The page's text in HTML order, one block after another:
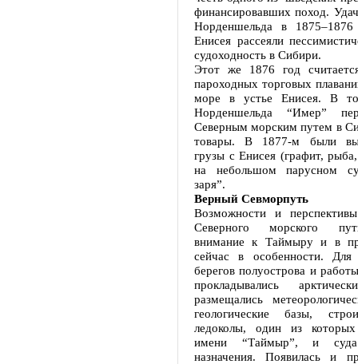
финансировавших поход.
Норденшельда в
Енисея рассеяли
судоходность в Сибири.
Этот же 1876 год
пароходных торговых
море в устье Енисея. В
Норденшельда “Имер”
Северным морским путем в
товары. В 1877-м были
грузы с Енисея (графит,
на небольшом парусном
заря”.
Верный Севморпуть
Возможности и перспективы
Северного морского
внимание к Таймыру и в
сейчас в особенности. Для
берегов полуострова и
прокладывались
размещались
геологические базы,
ледоколы, один из
имени “Таймыр”, и суда
назначения. Появилась и